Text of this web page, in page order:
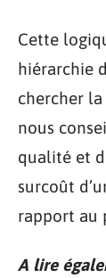
Cette
hiérarchie
chercher
nous
qualité et
surcoût
rapport au
A lire